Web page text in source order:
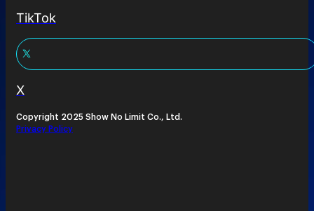
TikTok
X
Copyright 2025 Show No Limit Co., Ltd.
Privacy Policy